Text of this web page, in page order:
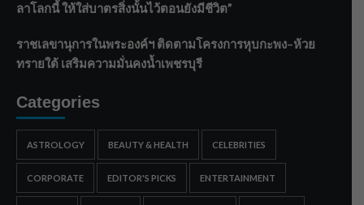
ลาโลกนี้ ให้ใส่บาตรสิ่งนั้นไว้ตอนยังมีชีวิต”
ราชเลขานุการในพระองค์ฯ ติดตามโครงการหุบกะพง–ห้วย
ทรายใต้ เสริมความมั่นคงน้ำเพชรบุรี
Categories
ASTROLOGY BEAUTY & HEALTH CELEBRITIES
CORPORATE EDITOR'S PICKS ENTERTAINMENT